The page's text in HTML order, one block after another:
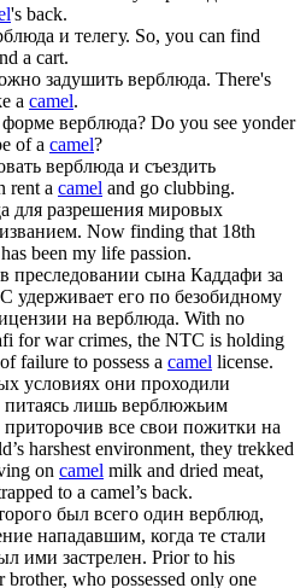
's back.
и телегу. So, you can find
a cart.
задушить верблюда. There's
a camel.
форме верблюда? Do you see yonder
of a camel?
верблюда и съездить
rent a camel and go clubbing.
для разрешения мировых
Now finding that 18th
been my life passion.
преследовании сына Каддафи за
удерживает его по безобидному
на верблюда. With no
for war crimes, the NTC is holding
failure to possess a camel license.
условиях они проходили
лишь верблюжьим
все свои пожитки на
harshest environment, they trekked
on camel milk and dried meat,
to a camel’s back.
был всего один верблюд,
нападавшим, когда те стали
ими застрелен. Prior to his
who possessed only one